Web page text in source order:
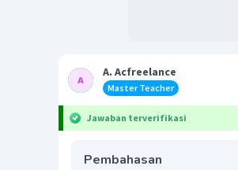
A. Acfreelance
Master Teacher
Jawaban terverifikasi
Pembahasan